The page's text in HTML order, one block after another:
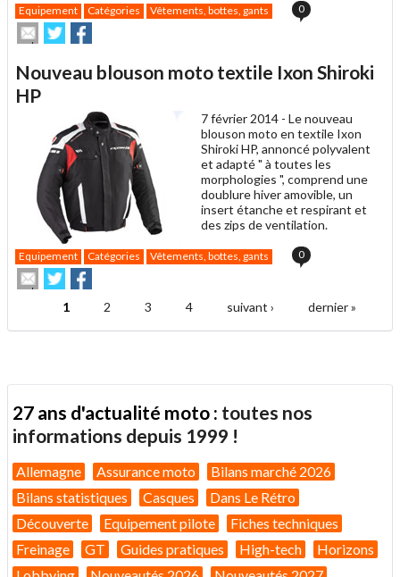
Equipement Catégories Vêtements, bottes, gants 0
Envoyer
cet
à
un
ami
Partager
sur
sur
Nouveau blouson moto textile Ixon Shiroki
HP
7 février 2014 - Le nouveau
blouson moto en textile Ixon
Shiroki HP, annoncé polyvalent
et adapté " à toutes les
morphologies ", comprend une
doublure hiver amovible, un
insert étanche et respirant et
des zips de ventilation.
Equipement Catégories Vêtements, bottes, gants 0
Envoyer
cet
un
Partager
sur
Twitter
sur
Facebook
Pages1 2 3 4 suivant › dernier »
27 ans d'actualité moto : toutes nos
informations depuis 1999 !
Allemagne Assurance moto
Bilans marché 2026
Bilans statistiques
Casques
Dans Le Rétro
Découverte
Equipement pilote
Fiches techniques
Freinage
GT Guides pratiques High-tech
Horizons